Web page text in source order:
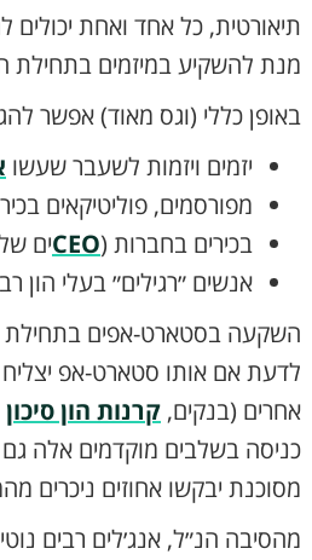
תיאורטית, כל אחד ואחת
מנת להשקיע במיזמים בתחילת
באופן כללי (וגס מאוד) אפשר
יזמים ויזמות לשעבר שעשו
מפורסמים, פוליטיקאים
בכירים בחברות (CEOים
אנשים ״רגילים״ בעלי
השקעה בסטארט-אפים בתחילת
לדעת אם אותו סטארט-אפ יצליח
אחרים (בנקים, קרנות הון סיכון
כניסה בשלבים מוקדמים אלה
מסוכנת יבקשו אחוזים ניכרים
מהסיבה הנ״ל, אנג׳לים רבים